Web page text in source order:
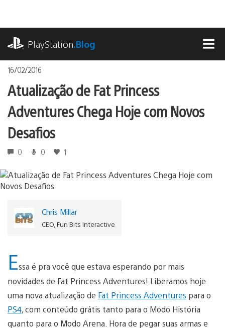
o
conteúdoPlayStation.Blog
16/02/2016
Atualização de Fat Princess
Adventures Chega Hoje com Novos
Desafios
0 0 1
Chris Millar
CEO, Fun Bits Interactive
Essa é pra você que estava esperando por mais
novidades de Fat Princess Adventures! Liberamos hoje
uma nova atualização de Fat Princess Adventures para o
PS4, com conteúdo grátis tanto para o Modo História
quanto para o Modo Arena. Hora de pegar suas armas e